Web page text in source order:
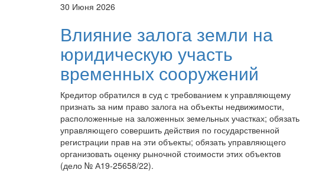
30 Июня 2026
Влияние залога земли на
юридическую участь
временных сооружений
Кредитор обратился в суд с требованием к управляющему
признать за ним право залога на объекты недвижимости,
расположенные на заложенных земельных участках; обязать
управляющего совершить действия по государственной
регистрации прав на эти объекты; обязать управляющего
организовать оценку рыночной стоимости этих объектов
(дело № А19-25658/22).